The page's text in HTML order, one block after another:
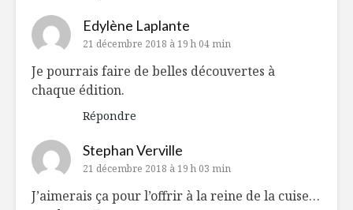
Edylène Laplante
21 décembre 2018 à 19 h 04 min
Je pourrais faire de belles découvertes à
chaque édition.
Répondre
Stephan Verville
21 décembre 2018 à 19 h 03 min
J’aimerais ça pour l’offrir à la reine de la cuise…